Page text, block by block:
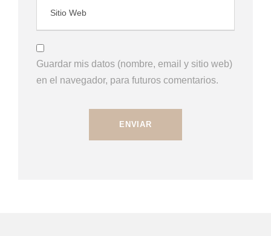
Guardar mis datos (nombre, email y sitio web)
en el navegador, para futuros comentarios.